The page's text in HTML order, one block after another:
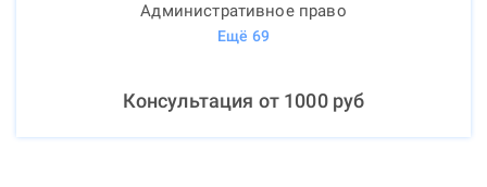
Административное право
Ещё 69
Консультация от 1000руб